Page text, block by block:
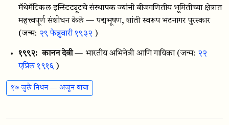
मॅथेमॅटिकल इन्स्टिट्यूटचे संस्थापक ज्यांनी बीजगणितीय भूमितीच्या क्षेत्रात
महत्त्वपूर्ण संशोधन केले — पद्मभूषण, शांती स्वरूप भटनागर पुरस्कार
(जन्म: २९ फेब्रुवारी १९३२ )
१९९२: कानन देवी — भारतीय अभिनेत्री आणि गायिका (जन्म: २२
एप्रिल १९१६)
१७ जुलै निधन — अजून वाचा